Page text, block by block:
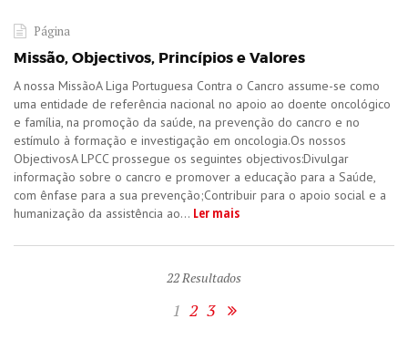
Página
Missão, Objectivos, Princípios e Valores
A nossa MissãoA Liga Portuguesa Contra o Cancro assume-se como
uma entidade de referência nacional no apoio ao doente oncológico
e família, na promoção da saúde, na prevenção do cancro e no
estímulo à formação e investigação em oncologia.Os nossos
ObjectivosA LPCC prossegue os seguintes objectivos:Divulgar
informação sobre o cancro e promover a educação para a Saúde,
com ênfase para a sua prevenção;Contribuir para o apoio social e a
humanização da assistência ao... Ler mais
22Resultados
1 2 3